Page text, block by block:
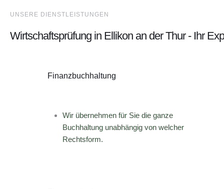
UNSERE DIENSTLEISTUNGEN
Wirtschaftsprüfung in Ellikon an der Thur - Ihr
Finanzbuchhaltung
Wir übernehmen für Sie die ganze
Buchhaltung unabhängig von welcher
Rechtsform.